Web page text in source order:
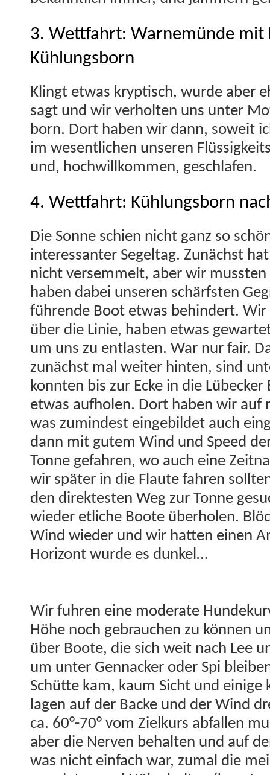
3. Wettfahrt: Warnemünde mit
Kühlungsborn
Klingt etwas kryp­tisch, wurde aber
sagt und wir ver­holten uns unter
born. Dort haben wir dann, soweit
im wesentlichen unseren
und, hochwillkom­men, geschlafen.
4. Wettfahrt: Kühlungsborn
Die Sonne schien nicht ganz so
inter­es­san­ter Segelt­ag. Zunächst
nicht versem­melt, aber wir mussten
haben dabei unseren schärf­sten
führende Boot etwas behin­dert.
über die Lin­ie, haben etwas
um uns zu ent­las­ten. War nur fair.
zunächst mal weit­er hin­ten, sind
kon­nten bis zur Ecke in die
etwas auf­holen. Dort haben wir auf
was zumin­d­est einge­bildet auch
dann mit gutem Wind und Speed
Tonne gefahren, wo auch eine
wir später in die Flaute fahren
den direk­testen Weg zur Tonne
wieder etliche Boote über­holen.
Wind wieder und wir hat­ten einen
Hor­i­zont wurde es dunkel…
Wir fuhren eine mod­er­ate
Höhe noch gebrauchen zu kön­nen
über Boote, die sich weit nach Lee
um unter Gen­nack­er oder Spi
Schütte kam, kaum Sicht und einige
lagen auf der Backe und der Wind
ca. 60°-70° vom Zielkurs abfall­en
aber die Ner­ven behal­ten und auf
was nicht ein­fach war, zumal die